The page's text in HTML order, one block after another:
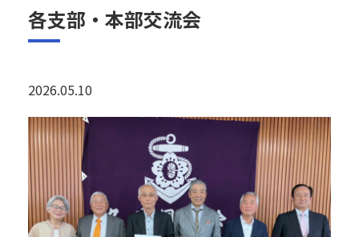
各支部・本部交流会
2026.05.10